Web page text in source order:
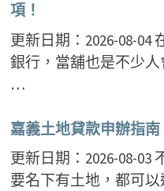
項！
更新日期：2026-08-04
銀行，當舖也是不少
…
嘉義土地貸款申辦指
更新日期：2026-08-03
要名下有土地，都可